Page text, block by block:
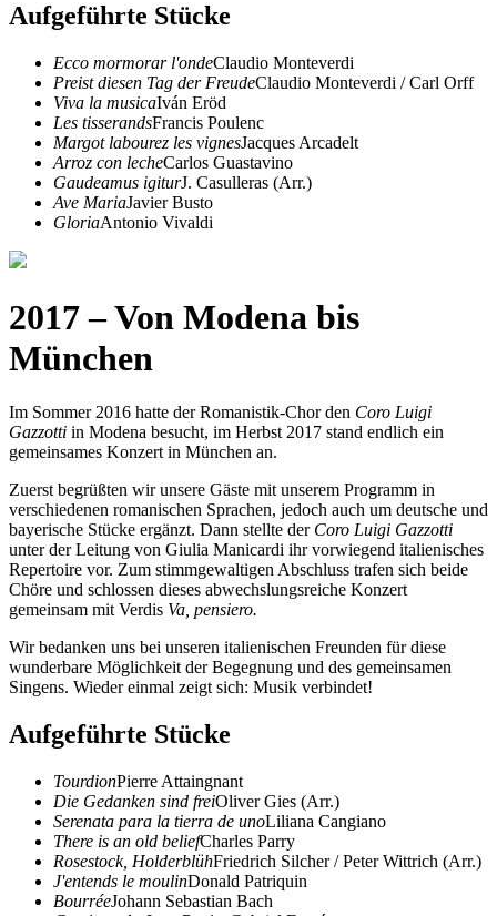
Aufgeführte Stücke
Ecco mormorar l'ondeClaudio Monteverdi
Preist diesen Tag der FreudeClaudio Monteverdi / Carl Orff
Viva la musicaIván Eröd
Les tisserandsFrancis Poulenc
Margot labourez les vignesJacques Arcadelt
Arroz con lecheCarlos Guastavino
Gaudeamus igiturJ. Casulleras (Arr.)
Ave MariaJavier Busto
GloriaAntonio Vivaldi
2017 – Von Modena bis
München
Im Sommer 2016 hatte der Romanistik-Chor den Coro Luigi
Gazzotti in Modena besucht, im Herbst 2017 stand endlich ein
gemeinsames Konzert in München an.
Zuerst begrüßten wir unsere Gäste mit unserem Programm in
verschiedenen romanischen Sprachen, jedoch auch um deutsche und
bayerische Stücke ergänzt. Dann stellte der Coro Luigi Gazzotti
unter der Leitung von Giulia Manicardi ihr vorwiegend italienisches
Repertoire vor. Zum stimmgewaltigen Abschluss trafen sich beide
Chöre und schlossen dieses abwechslungsreiche Konzert
gemeinsam mit Verdis Va, pensiero.
Wir bedanken uns bei unseren italienischen Freunden für diese
wunderbare Möglichkeit der Begegnung und des gemeinsamen
Singens. Wieder einmal zeigt sich: Musik verbindet!
Aufgeführte Stücke
TourdionPierre Attaingnant
Die Gedanken sind freiOliver Gies (Arr.)
Serenata para la tierra de unoLiliana Cangiano
There is an old beliefCharles Parry
Rosestock, HolderblühFriedrich Silcher / Peter Wittrich (Arr.)
J'entends le moulinDonald Patriquin
BourréeJohann Sebastian Bach